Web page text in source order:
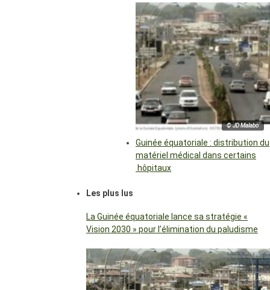
© JD Malabo
Guinée équatoriale : distribution du
matériel médical dans certains
hôpitaux
Les plus lus
La Guinée équatoriale lance sa stratégie «
Vision 2030 » pour l’élimination du paludisme